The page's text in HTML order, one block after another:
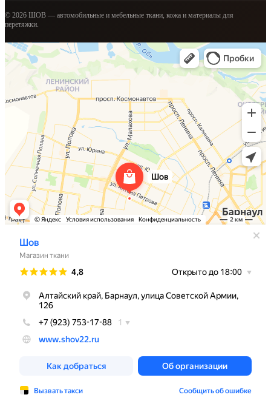
© 2026 ШОВ — автомобильные и мебельные ткани, кожа и материалы для
перетяжки.